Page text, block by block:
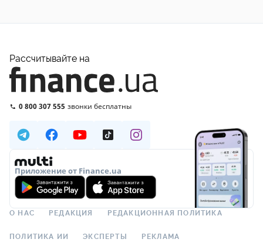
Рассчитывайте на
0 800 307 555 звонки бесплатны
Приложение от Finance.ua
О НАС РЕДАКЦИЯ РЕДАКЦИОННАЯ ПОЛИТИКА
ПОЛИТИКА ИИ ЭКСПЕРТЫ РЕКЛАМА